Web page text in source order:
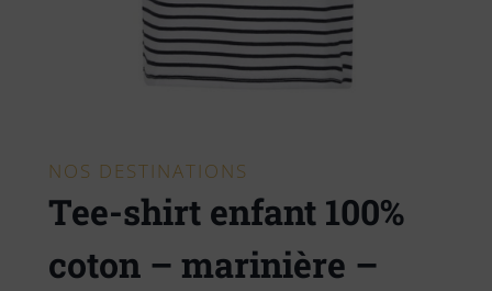
NOS DESTINATIONS
Tee-shirt enfant 100%
coton – marinière –